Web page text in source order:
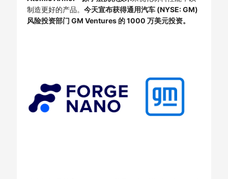
制造更好的产品。 今天宣布获得通用汽车 (NYSE: GM)
风险投资部门 GM Ventures 的 1000 万美元投资。